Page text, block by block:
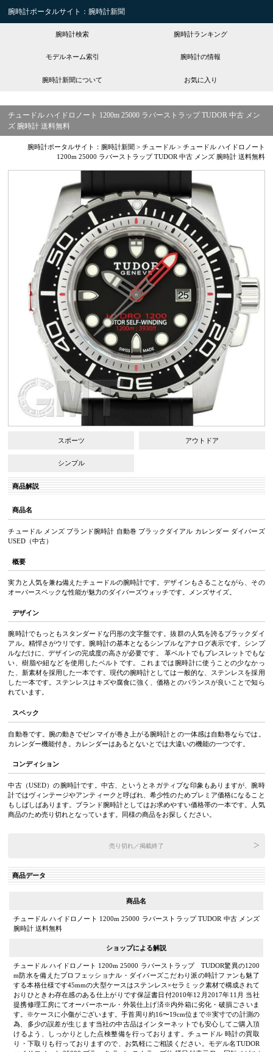
腕時計ポータルサイト：腕時計新聞
腕時計検索 腕時計ランキング
モデルネーム索引 腕時計の情報
腕時計新聞について お気に入り
チュードル ハイドロノート 1200m 25000 ラバーストラップ TUDOR 中古 メン
ズ 腕時計 送料無料
腕時計ポータルサイト：腕時計新聞 > チュードル> チュードル ハイドロノート
1200m 25000 ラバーストラップ TUDOR 中古 メンズ 腕時計 送料無料
スポーツ アウトドア
シンプル
商品解説
商品名
チュードル メンズ ブランド腕時計 自動巻 ブラックダイアル カレンダー ダイバーズ
USED（中古）
概要
実力と人気を兼ね備えたチュードルの腕時計です。デザインもさることながら、その
オーバースペックな性能が魅力のダイバーズウォッチです。メンズサイズ。
デザイン
腕時計でもっともスタンダードな円形の文字盤です。抜群の人気を誇るブラックダイ
アル。精悍さがウリです。腕時計の基本となるシンプルなアナログ表示です。シンプ
ルなだけに、デザインの完成度の高さが必要です。 革ベルトでもブレスレットでもな
い、樹脂や紐などを使用したベルトです。これまでは腕時計に使うことの少なかっ
た、新素材を採用した一本です。現代の腕時計としては一般的な、ステンレスを採用
した一本です。ステンレスはキズや腐食に強く、価格とのバランスが良いことで知ら
れています。
スペック
自動巻です。腕の動きでゼンマイが巻き上がる腕時計との一体感は自動巻ならでは。
カレンダー機能付き。カレンダーはあるとないとでは大違いの機能の一つです。
コンディション
中古（USED）の腕時計です。中古、というとネガティブな印象もありますが、腕時
計ではヴィンテージやアンティークと呼ばれ、希少性のためプレミア価格になること
もしばしばあります。ブランド腕時計としてはお求めやすい価格帯の一本です。人気
商品のため売り切れとなっています。同様の商品をお探しください。
売り切れ／掲載終了
商品データ
商品名
チュードル ハイドロノート 1200m 25000 ラバーストラップ TUDOR 中古 メンズ
腕時計 送料無料
ショップによる解説
チュードル ハイドロノート 1200m 25000 ラバーストラップ TUDOR驚異の1200
m防水を備えたプロフェッショナル・ダイバーズこだわり派の時計ファンも魅了
する本格仕様です45mmの大型ケースはステンレス×セラミック素材で構成されて
おりひときわ存在感のある仕上がりです保証書日付2010年12月2017年11月 当社
提携修理工房にてオーバーホール・外装仕上げ済※内外箱に劣化・破損ごさいま
す。※ケースに小傷がございます。手首周り約16〜19cm位まで※実寸での計測の
為、多少の誤差が生じます当社の中古品はインターネットでも安心してご購入頂
けるよう、しっかりとした点検整備を行っております。チュードル 時計の買取
り・下取りも行っておりますので、お気軽にご相談ください。モデル名TUDOR